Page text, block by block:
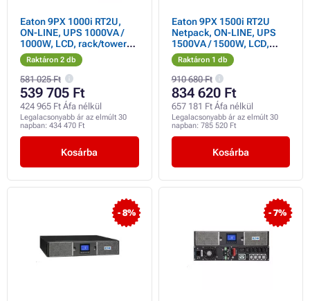
Eaton 9PX 1000i RT2U,
ON-LINE, UPS 1000VA /
1000W, LCD, rack/tower
(megvásárolható
9PXEBM48RT2U)
Raktáron 2 db
581 025 Ft
539 705 Ft
424 965 Ft Áfa nélkül
Legalacsonyabb ár az elmúlt 30
napban: 434 470 Ft
Kosárba
Eaton 9PX 1500i RT2U
Netpack, ON-LINE, UPS
1500VA / 1500W, LCD,
rack/tower, LAN kártya
(megvásárolható
9PXEBM48RT2U)
Raktáron 1 db
910 680 Ft
834 620 Ft
657 181 Ft Áfa nélkül
Legalacsonyabb ár az elmúlt 30
napban: 785 520 Ft
Kosárba
- 8% - 7%